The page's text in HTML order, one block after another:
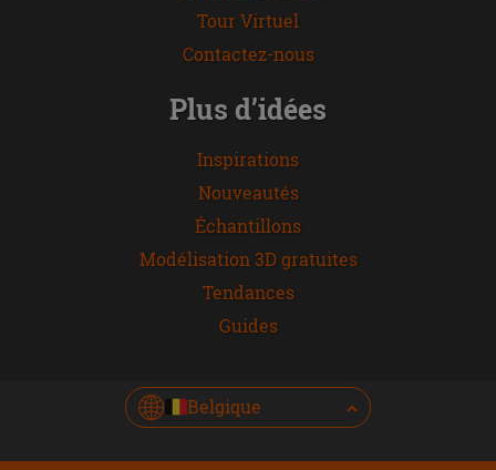
Tour Virtuel
Contactez-nous
Plus d’idées
Inspirations
Nouveautés
Échantillons
Modélisation 3D gratuites
Tendances
Guides
Belgique